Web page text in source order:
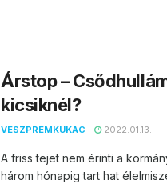
Árstop –
kicsiknél?
VESZPREMKUKAC 2022.01.13.
A friss tejet nem érinti a
három hónapig tart hat